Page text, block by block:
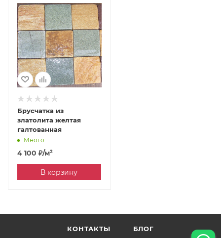
Брусчатка из
златолита желтая
галтованная
Много
4 100 ₽/м²
В корзину
КОНТАКТЫ БЛОГ